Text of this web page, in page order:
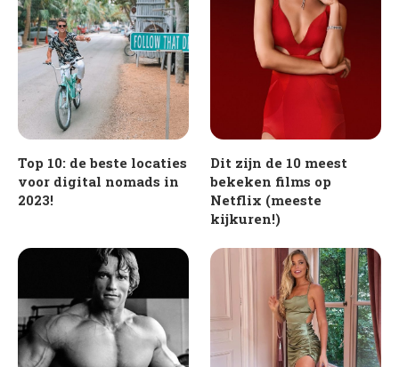
Top 10: de beste locaties
voor digital nomads in
2023!
Dit zijn de 10 meest
bekeken films op
Netflix (meeste
kijkuren!)